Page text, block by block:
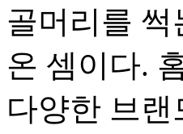
골머리를
온 셈이다.
다양한 브